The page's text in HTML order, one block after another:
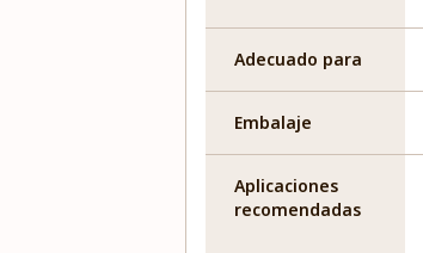
Adecuado para
Embalaje
Aplicaciones
recomendadas